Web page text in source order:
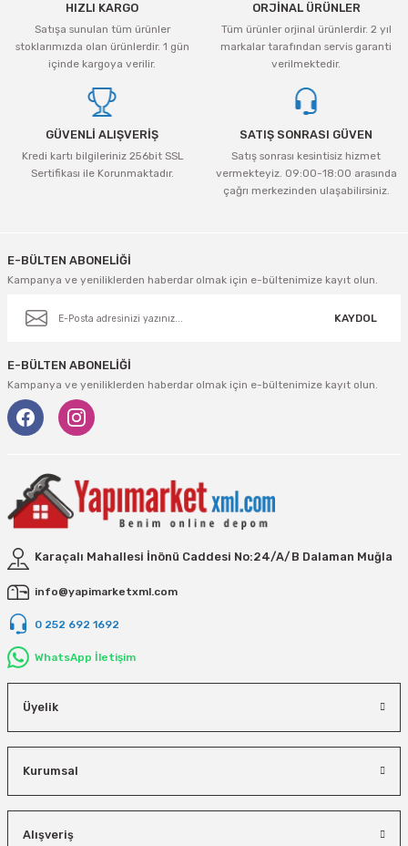
HIZLI KARGO
Satışa sunulan tüm ürünler
stoklarımızda olan ürünlerdir. 1 gün
içinde kargoya verilir.
ORJİNAL ÜRÜNLER
Tüm ürünler orjinal ürünlerdir. 2 yıl
markalar tarafından servis garanti
verilmektedir.
GÜVENLİ ALIŞVERİŞ
Kredi kartı bilgileriniz 256bit SSL
Sertifikası ile Korunmaktadır.
SATIŞ SONRASI GÜVEN
Satış sonrası kesintisiz hizmet
vermekteyiz. 09:00-18:00 arasında
çağrı merkezinden ulaşabilirsiniz.
E-BÜLTEN ABONELİĞİ
Kampanya ve yeniliklerden haberdar olmak için e-bültenimize kayıt olun.
KAYDOL
E-BÜLTEN ABONELİĞİ
Kampanya ve yeniliklerden haberdar olmak için e-bültenimize kayıt olun.
Karaçalı Mahallesi İnönü Caddesi No:24/A/B Dalaman Muğla
info@yapimarketxml.com
0 252 692 1692
WhatsApp İletişim
Üyelik
Kurumsal
Alışveriş